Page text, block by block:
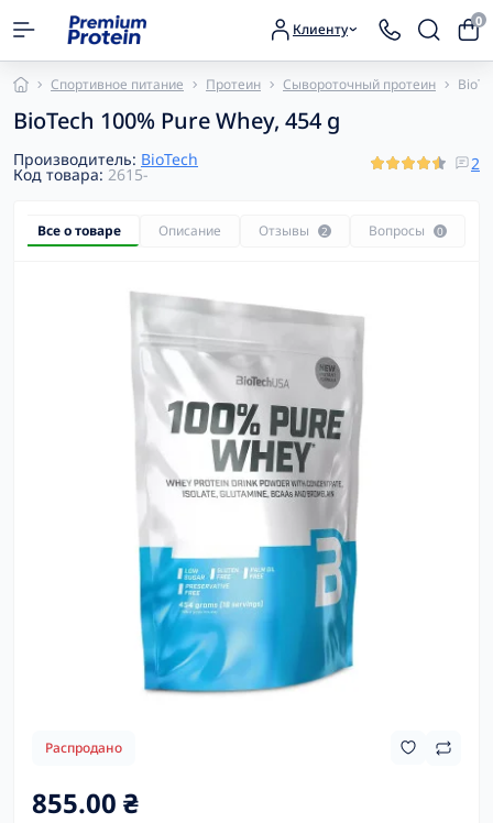
Клиенту 0
Спортивное питание Протеин Сывороточный протеин
BioTech 100% Pure Whey, 454 g
Производитель: BioTech
Код товара: 2615-
2
Все о товаре Описание Отзывы 2 Вопросы 0
Распродано
855.00 ₴